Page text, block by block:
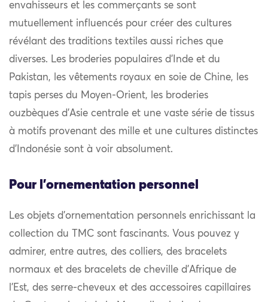
envahisseurs et les commerçants se sont
mutuellement influencés pour créer des cultures
révélant des traditions textiles aussi riches que
diverses. Les broderies populaires d’Inde et du
Pakistan, les vêtements royaux en soie de Chine, les
tapis perses du Moyen-Orient, les broderies
ouzbèques d’Asie centrale et une vaste série de tissus
à motifs provenant des mille et une cultures distinctes
d’Indonésie sont à voir absolument.
Pour l'ornementation personnel
Les objets d’ornementation personnels enrichissant la
collection du TMC sont fascinants. Vous pouvez y
admirer, entre autres, des colliers, des bracelets
normaux et des bracelets de cheville d’Afrique de
l’Est, des serre-cheveux et des accessoires capillaires